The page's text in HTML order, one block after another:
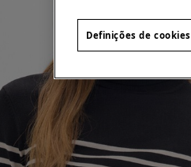
Definições de cookies